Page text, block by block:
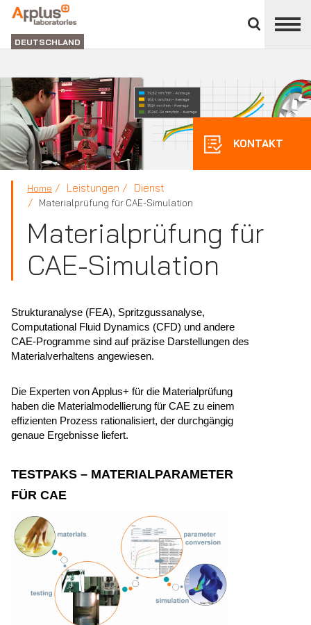
schließen
ABTEILUNG
LABORATORIEN
DEUTSCHLAND
KONTAKT
Home Leistungen Dienst
Materialprüfung für CAE-Simulation
Materialprüfung für
CAE-Simulation
Strukturanalyse (FEA), Spritzgussanalyse,
Computational Fluid Dynamics (CFD) und andere
CAE-Programme sind auf präzise Darstellungen des
Materialverhaltens angewiesen.
Die Experten von Applus+ für die Materialprüfung
haben die Materialmodellierung für CAE zu einem
effizienten Prozess rationalisiert, der durchgängig
genaue Ergebnisse liefert.
TESTPAKS – MATERIALPARAMETER
FÜR CAE